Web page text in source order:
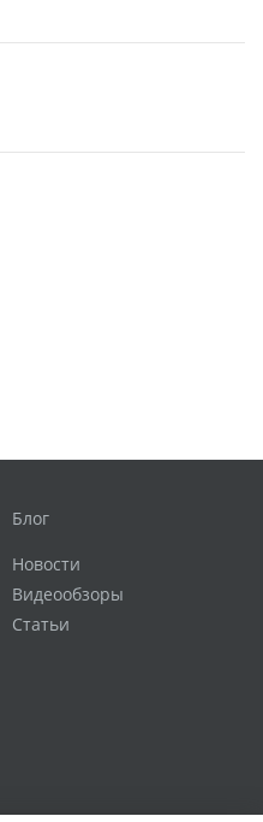
Блог
Новости
Видеообзоры
Статьи